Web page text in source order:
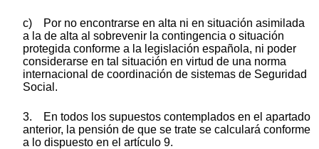
c) Por no encontrarse en alta ni en situación asimilada
a la de alta al sobrevenir la contingencia o situación
protegida conforme a la legislación española, ni poder
considerarse en tal situación en virtud de una norma
internacional de coordinación de sistemas de Seguridad
Social.
3. En todos los supuestos contemplados en el apartado
anterior, la pensión de que se trate se calculará conforme
a lo dispuesto en el artículo 9.